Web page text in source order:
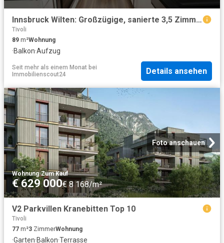
Innsbruck Wilten: Großzügige, sanierte 3,5 Zimmer Wohnung mit Kabinett & Balkon – ideal für Familien und Anleger
Tivoli
89 m²Wohnung
·Balkon·Aufzug
Seit mehr als einem Monat bei
Immobilienscout24
Details ansehen
Foto anschauen
Wohnung·Zum Kauf
€ 629 000€ 8 168/m²
V2 Parkvillen Kranebitten Top 10
Tivoli
77 m²3 ZimmerWohnung
·Garten·Balkon·Terrasse